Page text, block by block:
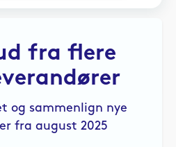
fra flere
og sammenlign nye
fra august 2025